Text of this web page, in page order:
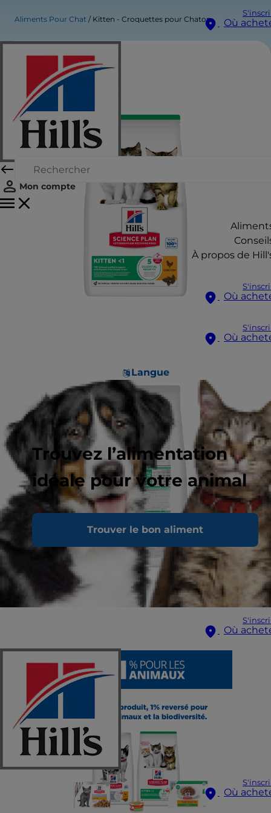
Où
Mon compte
À propos de
Où
Où
Langue
Trouvez l’alimentation
idéale pour votre animal
Trouver le bon aliment
Où
Où
Aliments Pour Chat Kitten - Croquettes pour Chaton